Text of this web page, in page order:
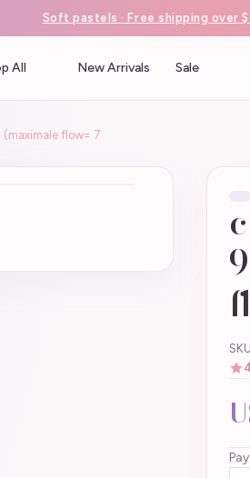
Soft pastels · Free shipping over
All New Arrivals Sale
flow= 7